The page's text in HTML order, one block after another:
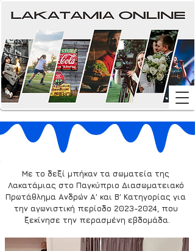
Με το δεξί μπήκαν τα σωματεία της
Λακατάμιας στο Παγκύπριο Διασωματειακό
Πρωτάθλημα Ανδρών Α’ και B’ Κατηγορίας για
την αγωνιστική περίοδο 2023-2024, που
ξεκίνησε την περασμένη εβδομάδα.